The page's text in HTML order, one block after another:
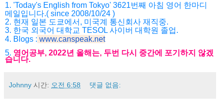
1. 'Today's English from Tokyo' 3621번째 아침 영어 한마디
메일입니다.( since 2008/10/24 )
2. 현재 일본 도쿄에서, 미국계 통신회사 재직중.
3. 한국 외국어 대학교 TESOL 사이버 대학원 졸업.
4. Blogs : www.canspeak.net
5. 영어공부, 2022년 올해는, 두번 다시 중간에 포기하지 않겠
습니다.
Johnny 시간: 오전 6:58 댓글 없음: